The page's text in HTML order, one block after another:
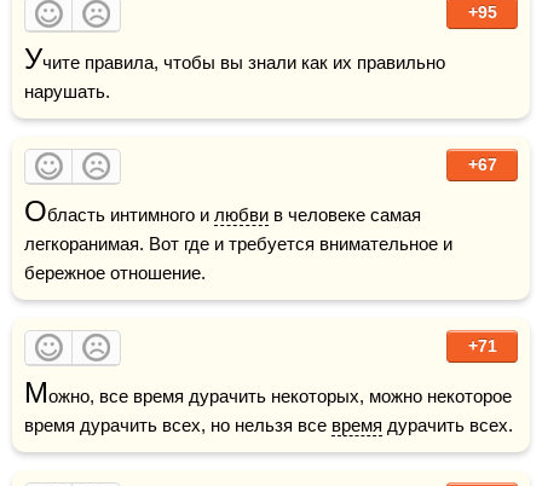
+95
Учите правила, чтобы вы знали как их правильно
нарушать.
+67
Область интимного и любви в человеке самая
легкоранимая. Вот где и требуется внимательное и
бережное отношение.
+71
Можно, все время дурачить некоторых, можно некоторое
время дурачить всех, но нельзя все время дурачить всех.